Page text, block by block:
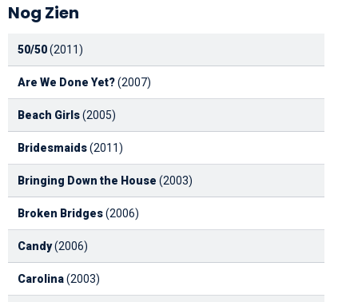
Nog Zien
50/50(2011)
Are We Done Yet?(2007)
Beach Girls(2005)
Bridesmaids(2011)
Bringing Down the House (2003)
Broken Bridges(2006)
Candy(2006)
Carolina(2003)